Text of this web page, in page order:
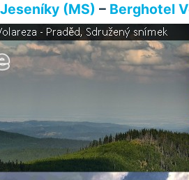
Jeseníky (MS) – Berghotel